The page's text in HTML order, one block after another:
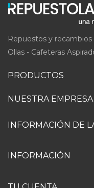
Repuestos y
Ollas - Cafeteras
PRODUCTOS
NUESTRA EMPRESA
INFORMACIÓN DE
INFORMACIÓN